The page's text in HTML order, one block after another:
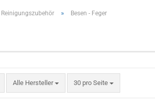
Reinigungszubehör » Besen - Feger
Alle Hersteller 30 pro Seite
pro Seite